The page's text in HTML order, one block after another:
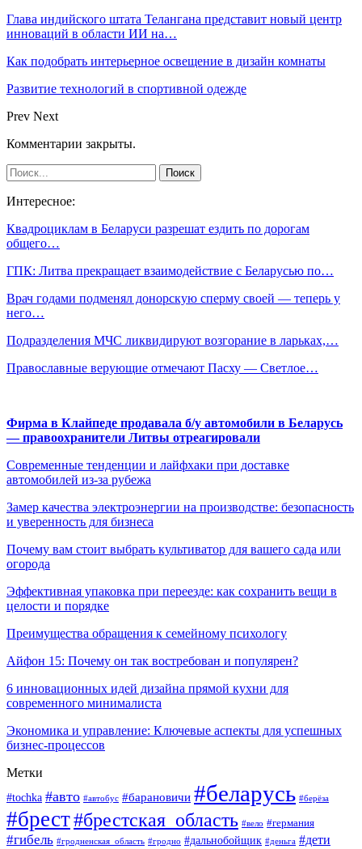
Глава индийского штата Телангана представит новый центр
инноваций в области ИИ на…
Как подобрать интерьерное освещение в дизайн комнаты
Развитие технологий в спортивной одежде
Prev Next
Комментарии закрыты.
Интересное:
Квадроциклам в Беларуси разрешат ездить по дорогам
общего…
ГПК: Литва прекращает взаимодействие с Беларусью по…
Врач годами подменял донорскую сперму своей — теперь у
него…
Подразделения МЧС ликвидируют возгорание в ларьках,…
Православные верующие отмечают Пасху — Светлое…
Фирма в Клайпеде продавала б/у автомобили в Беларусь
— правоохранители Литвы отреагировали
Современные тенденции и лайфхаки при доставке
автомобилей из-за рубежа
Замер качества электроэнергии на производстве: безопасность
и уверенность для бизнеса
Почему вам стоит выбрать культиватор для вашего сада или
огорода
Эффективная упаковка при переезде: как сохранить вещи в
целости и порядке
Преимущества обращения к семейному психологу
Айфон 15: Почему он так востребован и популярен?
6 инновационных идей дизайна прямой кухни для
современного минималиста
Экономика и управление: Ключевые аспекты для успешных
бизнес-процессов
Метки
#tochka #авто #автобус #барановичи #беларусь #берёза
#брест#брестская_область #вело #германия
#гибель #гродненская_область #гродно #дальнобойщик #деньга #дети